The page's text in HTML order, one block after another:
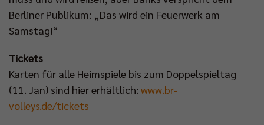
Berliner Publikum: „Das wird ein Feuerwerk am
Samstag!“
Tickets
Karten für alle Heimspiele bis zum Doppelspieltag
(11. Jan) sind hier erhältlich: www.br-
volleys.de/tickets